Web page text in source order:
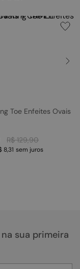
Toe Enfeites Ovais
R$ 129,90
8,31 sem juros
na sua primeira